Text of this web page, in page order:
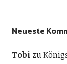
Neueste
Tobizu